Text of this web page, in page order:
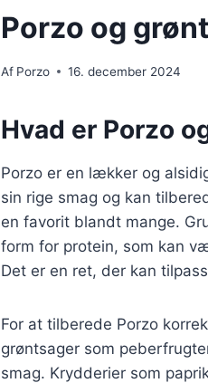
Porzo og
Af Porzo 16. december 2024
Hvad er Porzo
Porzo er en lækker og
sin rige smag og kan
en favorit blandt mange.
form for protein, som kan
Det er en ret, der kan
For at tilberede Porzo
grøntsager som
smag. Krydderier som